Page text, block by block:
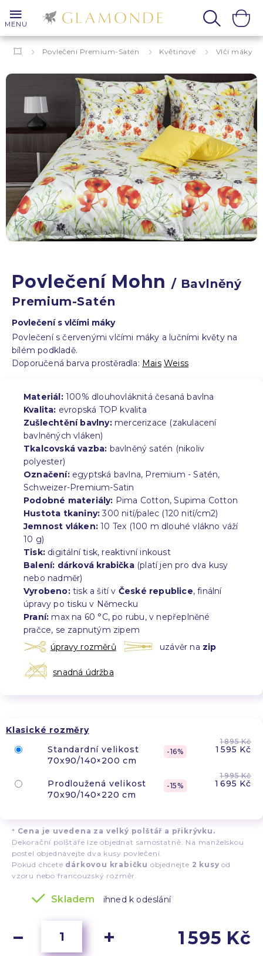
MENU
Povlečení Premium-Satén Květinové Vlčí máky
Mohn
Povlečení Mohn / Bavlněný
Premium-Satén
Povlečení s vlčími máky
Povlečení s červenými vlčími máky a lučními květy na
bílém podkladě.
Doporučená barva prostěradla: Mais Weiss
Materiál:100% dlouhovláknitá česaná bavlna
Kvalita: evropská TOP kvalita
Zušlechtění bavlny:mercerizace (zakulacení
bavlněných vláken)
Tkalcovská vazba: bavlněný satén (nikoliv
polyester)
Označení:egyptská bavlna, Premium - Satén,
Schweizer-Premium-Satin
Podobné materiály: Pima Cotton, Supima Cotton
Hustota tkaniny:300 nití/palec (120 nití/cm2)
Jemnost vláken: 10 Tex (100 m dlouhé vlákno váží
10 g)
Tisk: digitální tisk, reaktivní inkoust
Balení: dárková krabička(platí jen pro dva kusy
nebo nadměr)
Vyrobeno:tisk a šití v České republice, finální
úpravy po tisku v Německu
Praní: max na 60 °C, po rubu, v nepřeplněné
pračce, se zapnutým zipem
úpravy rozměrů
uzávěr na zip
snadná údržba
Klasické rozměry
Standardní velikost
70x90/140×200 cm
16
1 895 Kč
1 595 Kč
Prodloužená velikost
70x90/140×220 cm
15
1 995 Kč
1 695 Kč
* Cena je uvedena za velký polštář a přikrývku.
Dekorační polštáře lze objednat samostatně. Na manželskou
postel objednávejte dva kusy povlečení.
Pokud chcete dárkovou krabičku objednejte 2 kusy od
vzoru nebo francouzský rozměr.
Skladem ihned k odeslání
1 595 Kč